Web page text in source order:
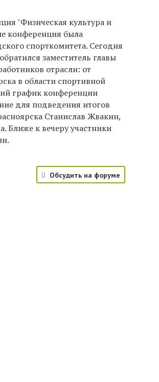
"Физическая культура и
конференция была
спорткомитета. Сегодня
заместитель главы
отрасли: от
в области спортивной
график конференции
для подведения итогов
Станислав Жвакин,
Ближе к вечеру участники
0 Обсудить на форуме